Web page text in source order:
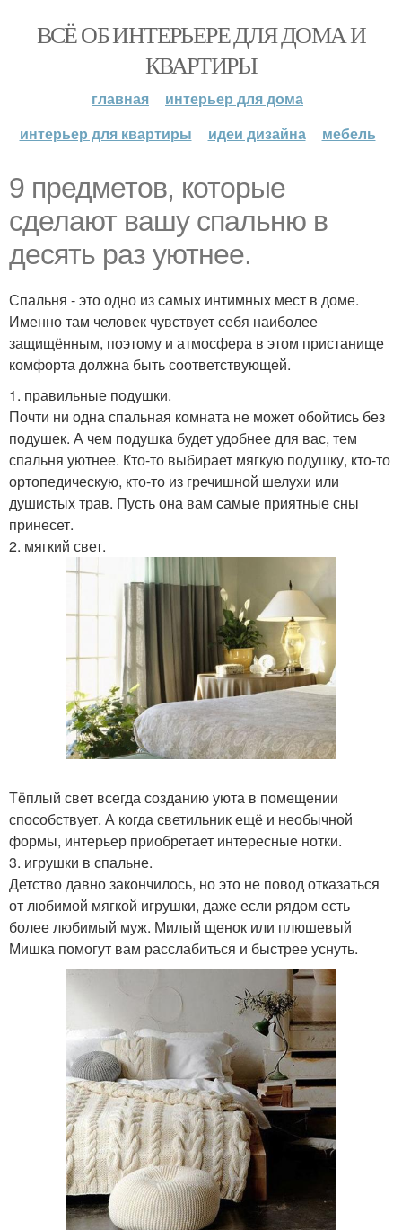
ВСЁ ОБ ИНТЕРЬЕРЕ ДЛЯ ДОМА И
КВАРТИРЫ
главная
интерьер для дома
интерьер для квартиры
идеи дизайна мебель
9 предметов, которые
сделают вашу спальню в
десять раз уютнее.
Спальня - это одно из самых интимных мест в доме.
Именно там человек чувствует себя наиболее
защищённым, поэтому и атмосфера в этом пристанище
комфорта должна быть соответствующей.
1. правильные подушки.
Почти ни одна спальная комната не может обойтись без
подушек. А чем подушка будет удобнее для вас, тем
спальня уютнее. Кто-то выбирает мягкую подушку, кто-то
ортопедическую, кто-то из гречишной шелухи или
душистых трав. Пусть она вам самые приятные сны
принесет.
2. мягкий свет.
Тёплый свет всегда созданию уюта в помещении
способствует. А когда светильник ещё и необычной
формы, интерьер приобретает интересные нотки.
3. игрушки в спальне.
Детство давно закончилось, но это не повод отказаться
от любимой мягкой игрушки, даже если рядом есть
более любимый муж. Милый щенок или плюшевый
Мишка помогут вам расслабиться и быстрее уснуть.